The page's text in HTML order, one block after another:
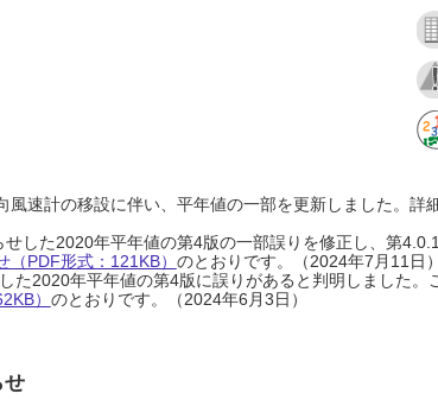
風速計の移設に伴い、平年値の一部を更新しました。詳
した2020年平年値の第4版の一部誤りを修正し、第
PDF形式：121KB） のとおりです。（2024年7月11日）
た2020年平年値の第4版に誤りがあると判明しました
） のとおりです。（2024年6月3日）
せ